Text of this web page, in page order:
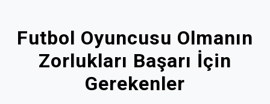
Futbol Oyuncusu Olmanın
Zorlukları Başarı İçin
Gerekenler